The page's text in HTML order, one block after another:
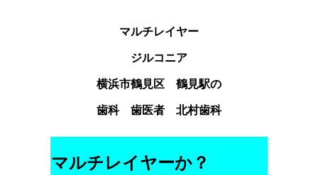
マルチレイヤー
ジルコニア
横浜市鶴見区 鶴見駅の
歯科 歯医者 北村歯科
マルチレイヤーか？